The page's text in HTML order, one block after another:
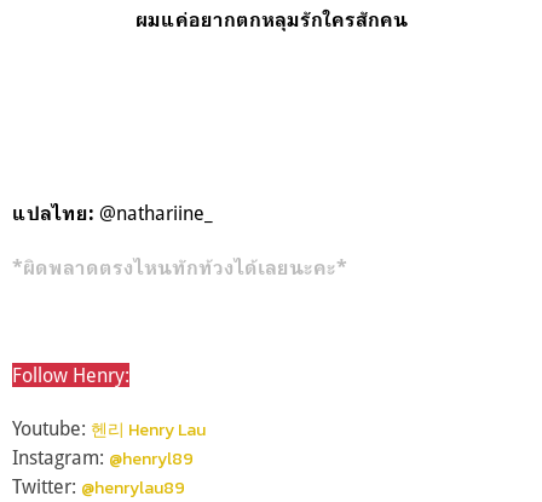
ผมแค่อยากตกหลุมรักใครสักคน
แปลไทย: @nathariine_
*ผิดพลาดตรงไหนทักท้วงได้เลยนะคะ*
Follow Henry:
Youtube: 헨리 Henry Lau
Instagram: @henryl89
Twitter: @henrylau89